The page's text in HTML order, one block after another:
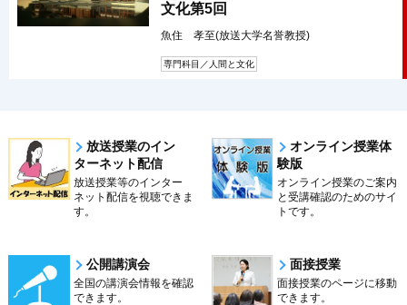
文化第5回
魚住 孝至(放送大学名誉教授)
専門科目／人間と文化
放送授業のイン
ターネット配信
放送授業等のインター
ネット配信を視聴できま
す。
オンライン授業体
験版
オンライン授業のご案内
と受講確認のためのサイ
トです。
公開講演会
全国の講演会情報を確認
できます。
面接授業
面接授業のページに移動
できます。